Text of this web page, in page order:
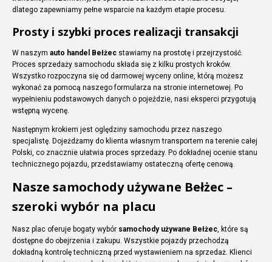
dlatego zapewniamy pełne wsparcie na każdym etapie procesu.
Prosty i szybki proces realizacji transakcji
W naszym auto handel Bełżec stawiamy na prostotę i przejrzystość.
Proces sprzedaży samochodu składa się z kilku prostych kroków.
Wszystko rozpoczyna się od darmowej wyceny online, którą możesz
wykonać za pomocą naszego formularza na stronie internetowej. Po
wypełnieniu podstawowych danych o pojeździe, nasi eksperci przygotują
wstępną wycenę.
Następnym krokiem jest oględziny samochodu przez naszego
specjalistę. Dojeżdżamy do klienta własnym transportem na terenie całej
Polski, co znacznie ułatwia proces sprzedaży. Po dokładnej ocenie stanu
technicznego pojazdu, przedstawiamy ostateczną ofertę cenową.
Nasze samochody używane Bełżec –
szeroki wybór na placu
Nasz plac oferuje bogaty wybór samochody używane Bełżec, które są
dostępne do obejrzenia i zakupu. Wszystkie pojazdy przechodzą
dokładną kontrolę techniczną przed wystawieniem na sprzedaż. Klienci